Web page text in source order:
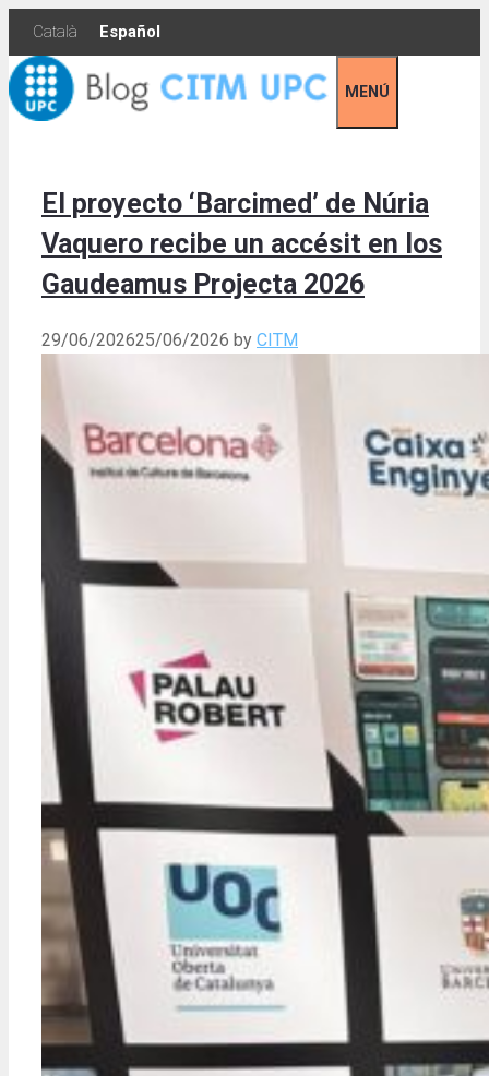
Skip
content
Català Español
MENÚ
El proyecto ‘Barcimed’ de Núria
Vaquero recibe un accésit en los
Gaudeamus Projecta 2026
29/06/202625/06/2026 by CITM